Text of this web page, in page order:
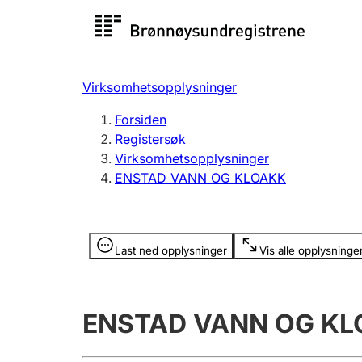
Registersøk
Registrere, endre, slette
Virksomhetsopplysninger
Forsiden
Registersøk
Virksomhetsopplysninger
ENSTAD VANN OG KLOAKK
Last ned opplysninger Vis alle
Opplysninger er skjult
ENSTAD VANN OG